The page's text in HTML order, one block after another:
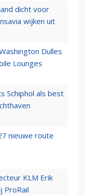
dicht voor
wijken uit
Dulles
Lounges
Schiphol als best
nieuwe route
KLM Erik
ProRail